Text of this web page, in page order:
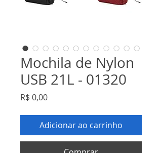
Mochila de Nylon
USB 21L - 01320
R$ 0,00Preço
Adicionar ao carrinho